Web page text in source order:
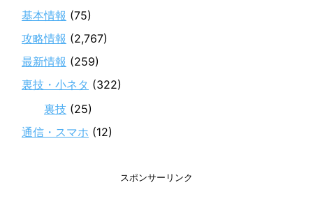
基本情報 (75)
攻略情報 (2,767)
最新情報 (259)
裏技・小ネタ (322)
裏技 (25)
通信・スマホ (12)
スポンサーリンク